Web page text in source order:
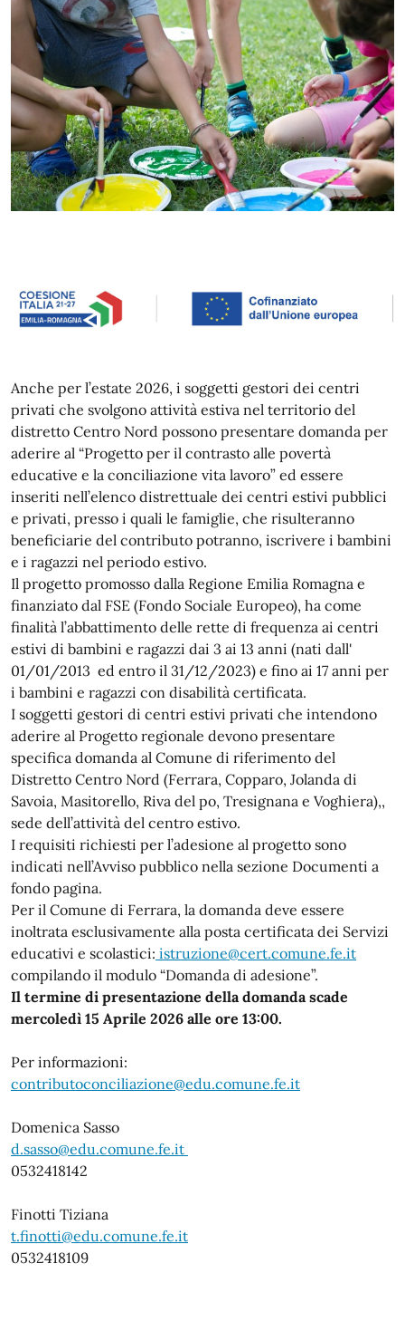
Anche per l’estate 2026, i soggetti gestori dei centri
privati che svolgono attività estiva nel territorio del
distretto Centro Nord possono presentare domanda per
aderire al “Progetto per il contrasto alle povertà
educative e la conciliazione vita lavoro” ed essere
inseriti nell’elenco distrettuale dei centri estivi pubblici
e privati, presso i quali le famiglie, che risulteranno
beneficiarie del contributo potranno, iscrivere i bambini
e i ragazzi nel periodo estivo.
Il progetto promosso dalla Regione Emilia Romagna e
finanziato dal FSE (Fondo Sociale Europeo), ha come
finalità l’abbattimento delle rette di frequenza ai centri
estivi di bambini e ragazzi dai 3 ai 13 anni (nati dall'
01/01/2013 ed entro il 31/12/2023) e fino ai 17 anni per
i bambini e ragazzi con disabilità certificata.
I soggetti gestori di centri estivi privati che intendono
aderire al Progetto regionale devono presentare
specifica domanda al Comune di riferimento del
Distretto Centro Nord (Ferrara, Copparo, Jolanda di
Savoia, Masitorello, Riva del po, Tresignana e Voghiera),,
sede dell’attività del centro estivo.
I requisiti richiesti per l’adesione al progetto sono
indicati nell’Avviso pubblico nella sezione Documenti a
fondo pagina.
Per il Comune di Ferrara, la domanda deve essere
inoltrata esclusivamente alla posta certificata dei Servizi
educativi e scolastici: istruzione@cert.comune.fe.it
compilando il modulo “Domanda di adesione”.
Il termine di presentazione della domanda scade
mercoledì 15 Aprile 2026 alle ore 13:00.
Per informazioni:
contributoconciliazione@edu.comune.fe.it
Domenica Sasso
d.sasso@edu.comune.fe.it
0532418142
Finotti Tiziana
t.finotti@edu.comune.fe.it
0532418109